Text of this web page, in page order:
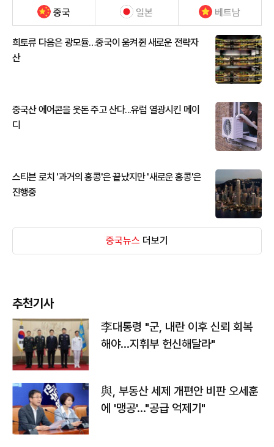
중국 일본 베트남
희토류 다음은 광모듈…중국이 움켜쥔 새로운 전략자
산
중국산 에어콘을 웃돈 주고 산다...유럽 열광시킨 메이
디
스티븐 로치 '과거의 홍콩'은 끝났지만 '새로운 홍콩'은
진행중
중국뉴스 더보기
추천기사
李대통령 "군, 내란 이후 신뢰 회복
해야…지휘부 헌신해달라"
與, 부동산 세제 개편안 비판 오세훈
에 '맹공'…"공급 억제기"